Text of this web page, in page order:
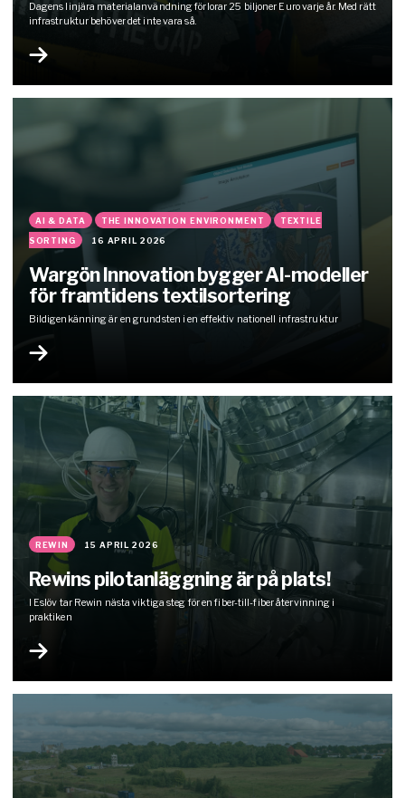
Dagens linjära materialanvändning förlorar 25 biljoner Euro varje år. Med rätt
infrastruktur behöver det inte vara så.
AI & DATA THE INNOVATION ENVIRONMENT
TEXTILE
SORTING
16 APRIL 2026
Wargön Innovation bygger AI-modeller
för framtidens textilsortering
Bildigenkänning är en grundsten i en effektiv nationell infrastruktur
REWIN 15 APRIL 2026
Rewins pilotanläggning är på plats!
I Eslöv tar Rewin nästa viktiga steg för en fiber-till-fiber återvinning i
praktiken